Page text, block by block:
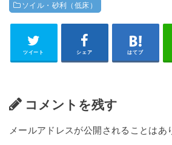
ソイル・砂利（低床）
ツイート シェア はてブ
コメントを残す
メールアドレスが公開されることはあ